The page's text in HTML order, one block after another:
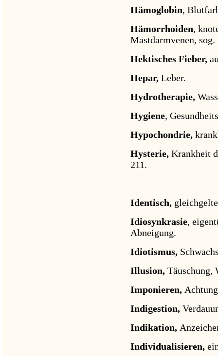
Hämoglobin,
Hämorrhoiden,
Mastdarmvenen,
Hektisches Fieber,
Hepar, Leber.
Hydrotherapie,
Hygiene,
Hypochondrie,
Hysterie, Krankheit
211.
Identisch,
Idiosynkrasie,
Abneigung.
Idiotismus,
Illusion, Täuschung,
Imponieren,
Indigestion,
Indikation,
Individualisieren,